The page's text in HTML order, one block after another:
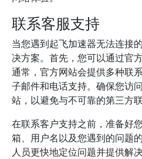
联系客服支持
当您遇到起飞加速器无法连接
决方案。首先，您可以通过官
通常，官方网站会提供多种联
子邮件和电话支持。确保您访
站，以避免与不可靠的第三方联
在联系客户支持之前，准备好
箱、用户名以及您遇到的问题
人员更快地定位问题并提供解